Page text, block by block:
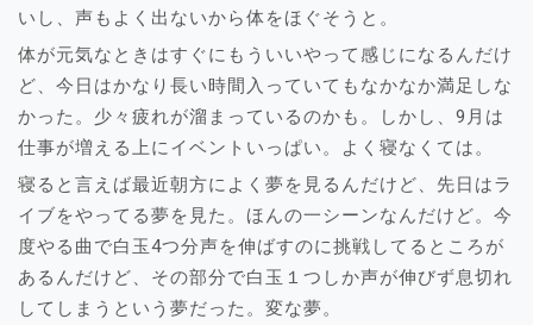
いし、声もよく出ないから体をほぐそうと。
体が元気なときはすぐにもういいやって感じになるんだけ
ど、今日はかなり長い時間入っていてもなかなか満足しな
かった。少々疲れが溜まっているのかも。しかし、9月は
仕事が増える上にイベントいっぱい。よく寝なくては。
寝ると言えば最近朝方によく夢を見るんだけど、先日はラ
イブをやってる夢を見た。ほんの一シーンなんだけど。今
度やる曲で白玉4つ分声を伸ばすのに挑戦してるところが
あるんだけど、その部分で白玉１つしか声が伸びず息切れ
してしまうという夢だった。変な夢。